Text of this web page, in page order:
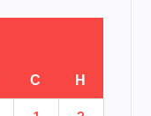
С Н